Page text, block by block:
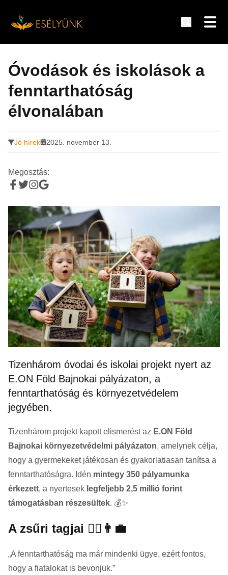
tartalomra
Óvodások és iskolások a
fenntarthatóság
élvonalában
Jó hírek 2025. november 13.
Megosztás:
Tizenhárom óvodai és iskolai projekt nyert az
E.ON Föld Bajnokai pályázaton, a
fenntarthatóság és környezetvédelem
jegyében.
Tizenhárom projekt kapott elismerést az E.ON Föld
Bajnokai környezetvédelmi pályázaton, amelynek célja,
hogy a gyermekeket játékosan és gyakorlatiasan tanítsa a
fenntarthatóságra. Idén mintegy 350 pályamunka
érkezett, a nyertesek legfeljebb 2,5 millió forint
támogatásban részesültek. 💰✨
A zsűri tagjai 👩‍⚕️👨‍💼
„A fenntarthatóság ma már mindenki ügye, ezért fontos,
hogy a fiatalokat is bevonjuk.”